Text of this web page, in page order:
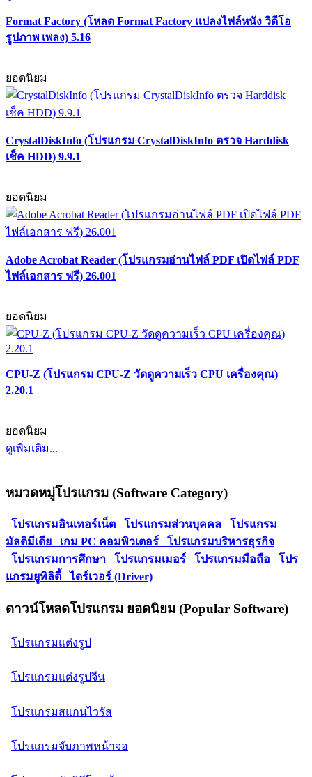
Format Factory (โหลด Format Factory แปลงไฟล์หนัง วิดีโอ
รูปภาพ เพลง) 5.16
ยอดนิยม
CrystalDiskInfo (โปรแกรม CrystalDiskInfo ตรวจ Harddisk
เช็ค HDD) 9.9.1
ยอดนิยม
Adobe Acrobat Reader (โปรแกรมอ่านไฟล์ PDF เปิดไฟล์ PDF
ไฟล์เอกสาร ฟรี) 26.001
ยอดนิยม
CPU-Z (โปรแกรม CPU-Z วัดดูความเร็ว CPU เครื่องคุณ)
2.20.1
ยอดนิยม
ดูเพิ่มเติม...
หมวดหมู่โปรแกรม (Software Category)
โปรแกรมอินเทอร์เน็ต โปรแกรมส่วนบุคคล
โปรแกรม
มัลติมีเดีย
เกม PC คอมพิวเตอร์
โปรแกรมบริหารธุรกิจ
โปรแกรมการศึกษา
โปรแกรมเมอร์ โปรแกรมมือถือ
โปร
แกรมยูทิลิตี้
ไดร์เวอร์ (Driver)
ดาวน์โหลดโปรแกรม ยอดนิยม (Popular Software)
โปรแกรมแต่งรูป
โปรแกรมแต่งรูปจีน
โปรแกรมสแกนไวรัส
โปรแกรมจับภาพหน้าจอ